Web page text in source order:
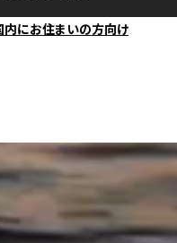
内にお住まいの方向け